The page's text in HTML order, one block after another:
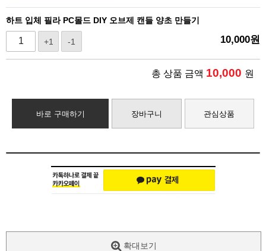
하트 입체 필라 PC몰드 DIY 오브제 캔들 양초 만들기
+1 -1 10,000원
총 상품 금액 10,000 원
바로 구매하기 장바구니 관심상품
확대보기